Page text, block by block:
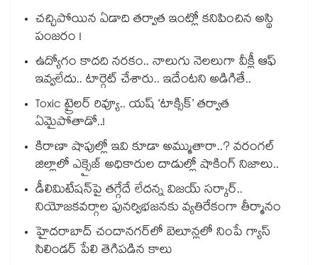
చచ్చిపోయిన ఏడాది తర్వాత ఇంట్లో కనిపించిన అస్థి
పంజరం !
ఉద్యోగం కాదది నరకం.. నాలుగు నెలలుగా వీక్లీ ఆఫ్
ఇవ్వలేదు.. టార్గెట్ చేశారు.. ఇదేంటని అడిగితే..
Toxic ట్రైలర్ రివ్యూ.. యష్ ‘టాక్సిక్’ తర్వాత
ఏమైపోతాడో..!
కిరాణా షాపుల్లో ఇవి కూడా అమ్ముతారా..? వరంగల్
జిల్లాలో ఎక్సైజ్ అధికారుల దాడుల్లో షాకింగ్ నిజాలు..
డీలిమిటేషన్‎పై తగ్గేదే లేదన్న విజయ్ సర్కార్..
నియోజకవర్గాల పునర్విభజనకు వ్యతిరేకంగా తీర్మానం
హైదరాబాద్⁪ చందానగర్⁫లో బెలూన్లలో నింపే గ్యాస్
సిలిండర్ పేలి తెగిపడిన కాలు